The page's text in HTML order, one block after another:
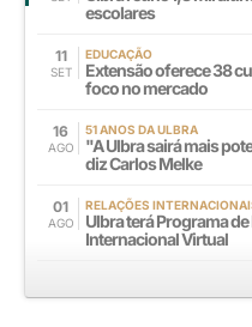
escolares
11
SET
EDUCAÇÃO
Extensão oferece 38
foco no mercado
16
AGO
51 ANOS DA ULBRA
"A Ulbra sairá mais
diz Carlos Melke
01
AGO
RELAÇÕES
Ulbra terá Programa
Internacional Virtual